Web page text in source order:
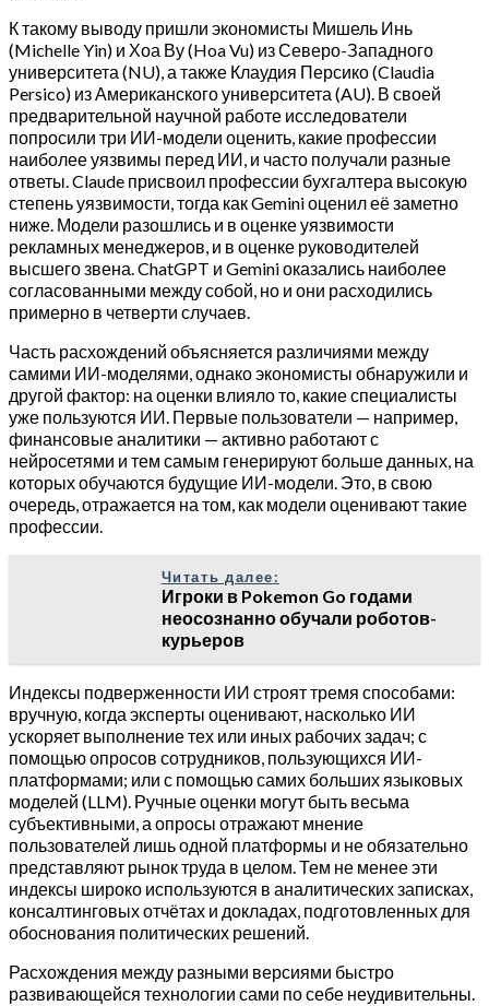
К такому выводу пришли экономисты Мишель Инь
(Michelle Yin) и Хоа Ву (Hoa Vu) из Северо-Западного
университета (NU), а также Клаудия Персико (Claudia
Persico) из Американского университета (AU). В своей
предварительной научной работе исследователи
попросили три ИИ-модели оценить, какие профессии
наиболее уязвимы перед ИИ, и часто получали разные
ответы. Claude присвоил профессии бухгалтера высокую
степень уязвимости, тогда как Gemini оценил её заметно
ниже. Модели разошлись и в оценке уязвимости
рекламных менеджеров, и в оценке руководителей
высшего звена. ChatGPT и Gemini оказались наиболее
согласованными между собой, но и они расходились
примерно в четверти случаев.
Часть расхождений объясняется различиями между
самими ИИ-моделями, однако экономисты обнаружили и
другой фактор: на оценки влияло то, какие специалисты
уже пользуются ИИ. Первые пользователи — например,
финансовые аналитики — активно работают с
нейросетями и тем самым генерируют больше данных, на
которых обучаются будущие ИИ-модели. Это, в свою
очередь, отражается на том, как модели оценивают такие
профессии.
Читать далее:
Игроки в Pokemon Go годами
неосознанно обучали роботов-
курьеров
Индексы подверженности ИИ строят тремя способами:
вручную, когда эксперты оценивают, насколько ИИ
ускоряет выполнение тех или иных рабочих задач; с
помощью опросов сотрудников, пользующихся ИИ-
платформами; или с помощью самих больших языковых
моделей (LLM). Ручные оценки могут быть весьма
субъективными, а опросы отражают мнение
пользователей лишь одной платформы и не обязательно
представляют рынок труда в целом. Тем не менее эти
индексы широко используются в аналитических записках,
консалтинговых отчётах и докладах, подготовленных для
обоснования политических решений.
Расхождения между разными версиями быстро
развивающейся технологии сами по себе неудивительны.